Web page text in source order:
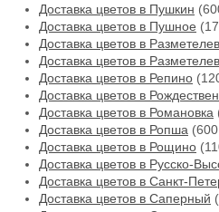
Доставка цветов в Пушкин
Доставка цветов в Пушное
Доставка цветов в
Доставка цветов в
Доставка цветов в Репино
Доставка цветов в
Доставка цветов в Романовка
Доставка цветов в Ропша
Доставка цветов в Рощино
Доставка цветов в Русско-
Доставка цветов в Санкт-
Доставка цветов в Саперный